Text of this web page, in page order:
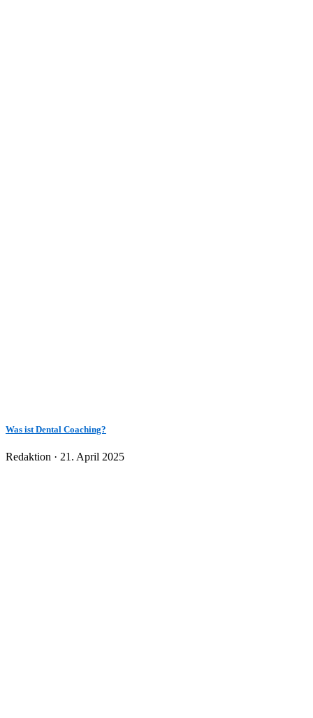
Was ist Dental Coaching?
Redaktion · Veröffentlicht
21. April 2025